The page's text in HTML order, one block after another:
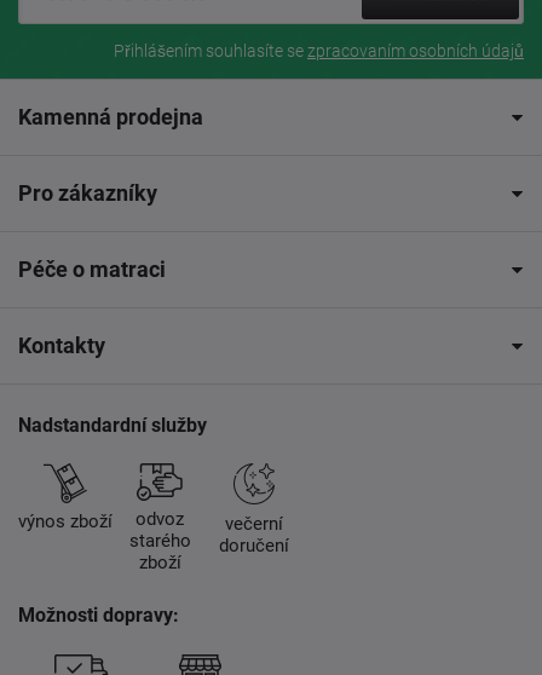
Přihlášením souhlasíte sezpracovaním osobních údajů
Kamenná prodejna
Pro zákazníky
Péče o matraci
Kontakty
Nadstandardní služby
výnos zboží
odvoz
starého
zboží
večerní
doručení
Možnosti dopravy: